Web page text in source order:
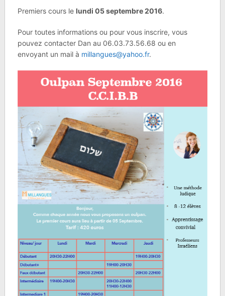
Premiers cours le lundi 05 septembre 2016.
Pour toutes informations ou pour vous inscrire, vous
pouvez contacter Dan au 06.03.73.56.68 ou en
envoyant un mail à millangues@yahoo.fr.